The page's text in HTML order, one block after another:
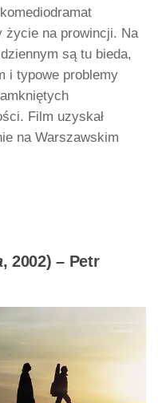
życie na prowincji. Na
są tu bieda,
i typowe problemy
Film uzyskał
na Warszawskim
, 2002) – Petr